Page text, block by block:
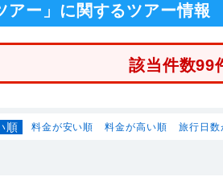
アー」に関するツアー情報
該当件数99
順 料金が安い順 料金が高い順 旅行日数